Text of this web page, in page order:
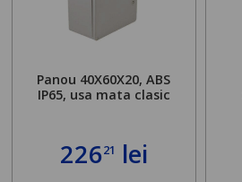
Panou 40X60X20, ABS
IP65, usa mata clasic
22621 lei